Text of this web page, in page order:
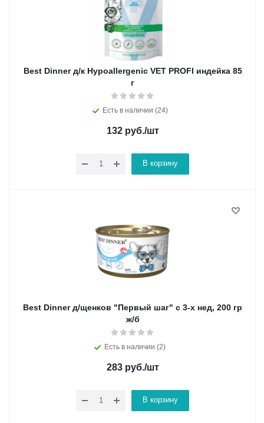
Best Dinner д/к Hypoallergenic VET PROFI индейка 85
г
Есть в наличии (24)
132руб./шт
В корзину
Best Dinner д/щенков "Первый шаг" с 3-х нед, 200 гр
ж/б
Есть в наличии (2)
283руб./шт
В корзину